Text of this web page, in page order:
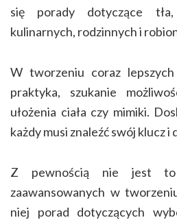
się porady dotyczące tła,
kulinarnych, rodzinnych i
W tworzeniu coraz
praktyka, szukanie
ułożenia ciała czy mimiki.
każdy musi znaleźć swój klucz i
Z pewnością nie jest
zaawansowanych w
niej porad dotyczących